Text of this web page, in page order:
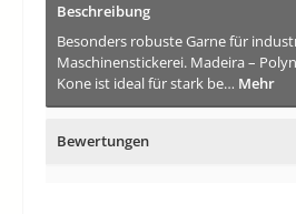
Beschreibung
Besonders robuste Garne für
Maschinenstickerei. Madeira –
Kone ist ideal für stark be… Mehr
Bewertungen